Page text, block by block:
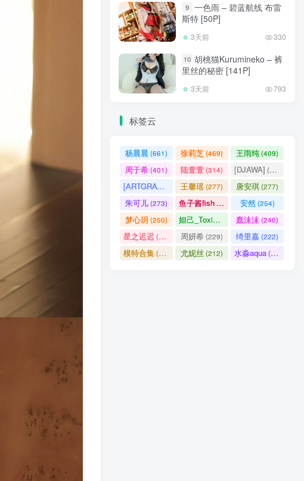
9 一色雨 – 碧蓝航线 布雷
斯特 [50P]
3天前 330
10 胡桃猫Kurumineko – 裤
里丝的秘密 [141P]
3天前 793
标签云
杨晨晨 (661) 徐莉芝(469) 王雨纯(409)
周于希(401) 陆萱萱(314) [DJAWA] (290)
[ARTGRAVIA] (290)
王馨瑶(277) 唐安琪(277)
朱可儿(273) 鱼子酱fish 安然(254)
梦心玥 (250) 妲己_Toxic(247)蠢沫沫(240)
星之迟迟 (238) 周妍希(229) 绮里嘉(222)
模特合集(218) 尤妮丝 (212) 水淼aqua(172)